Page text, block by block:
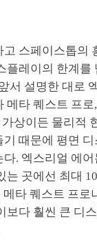
스페이스톱의
플레이의 한계를
서 설명한 대로
메타 퀘스트 프
상이든 물리적
때문에 평면
. 엑스리얼 에
는 곳에선 최대
메타 퀘스트 프로
보다 훨씬 큰 디